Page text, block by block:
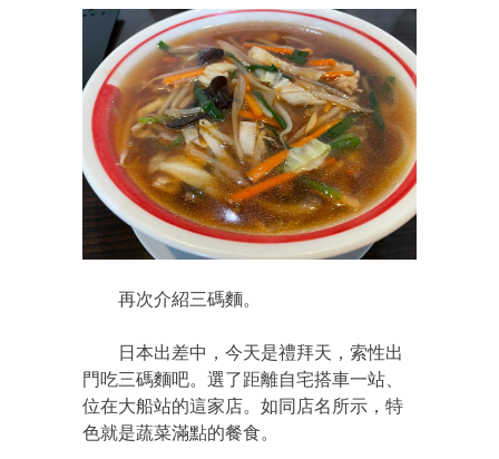
再次介紹三碼麵。
日本出差中，今天是禮拜天，索性出
門吃三碼麵吧。選了距離自宅搭車一站、
位在大船站的這家店。如同店名所示，特
色就是蔬菜滿點的餐食。